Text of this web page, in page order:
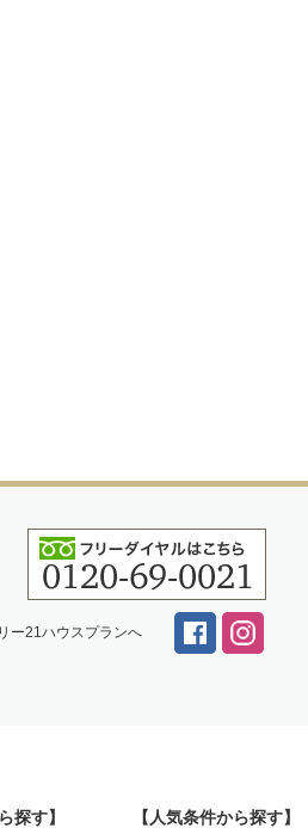
ー21ハウスプランへ
探す】 【人気条件から探す】